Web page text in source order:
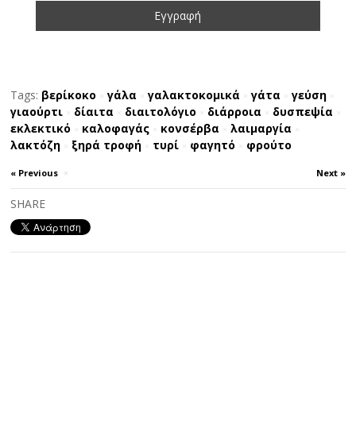
Tags: βερίκοκο γάλα γαλακτοκομικά γάτα γεύση
γιαούρτι δίαιτα διαιτολόγιο διάρροια δυσπεψία
εκλεκτικό καλοφαγάς κονσέρβα λαιμαργία
λακτόζη ξηρά τροφή τυρί φαγητό φρούτο
« Previous × Next »
SHARE